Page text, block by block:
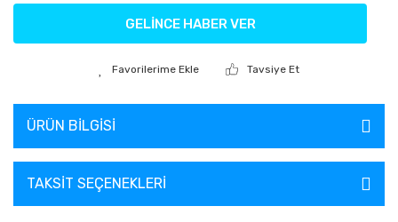
GELİNCE HABER VER
Tavsiye Et
ÜRÜN BILGISI
TAKSIT SEÇENEKLERI